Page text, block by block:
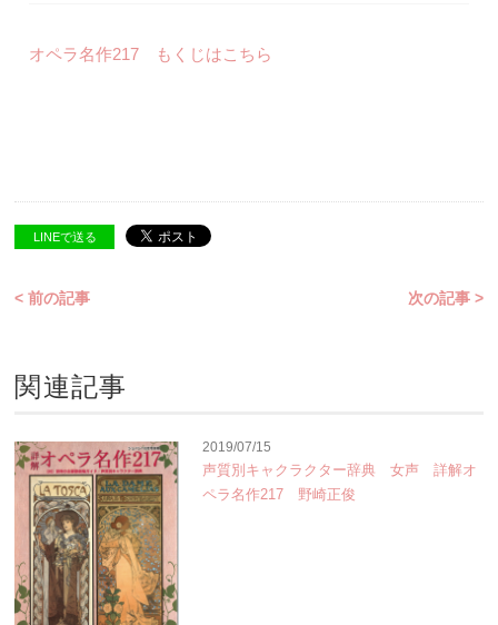
オペラ名作217 もくじはこちら
LINEで送る
< 前の記事 次の記事 >
関連記事
2019/07/15
声質別キャクラクター辞典 女声 詳解オ
ペラ名作217 野崎正俊